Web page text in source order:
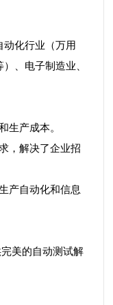
动化行业（万用
、电子制造业、
生产成本。
，解决了企业招
产自动化和信息
美的自动测试解